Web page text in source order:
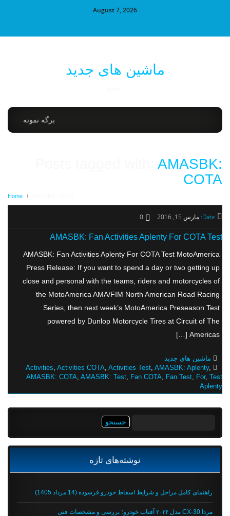
August 7, 2026
ماشین های جدید
برگه نمونه
Posts tagged with:AMASBK:
COTA
Home
Date: مارس 15, 2016 0
AMASBK: Fan Activities Aplenty For COTA Test
AMASBK: Fan Activities Aplenty For COTA Test MotoAmerica
Press Release: If you want to spend a day or two getting up
close and personal with the teams, riders and motorcycles of
the MotoAmerica AMA/FIM North American Road Racing
Series, then next week’s MotoAmerica Preseason Test
powered by Dunlop Motorcycle Tires at Circuit of The
Americas […]
ماشین های جدید
Activities,Activities COTA,Activities Test,AMASBK: Aplenty
AMASBK: COTA,AMASBK: Test,Fan COTA,Fan Test,For,Test
Aplenty
نوشته‌های تازه
راهنمای کامل مراحل و شرایط اسقاط خودرو فرسوده (14 مرداد 1405)
مزدا CX-30 مدل ۲۰۲۴ آفتاب خودرو؛ بررسی و مشخصات فنی